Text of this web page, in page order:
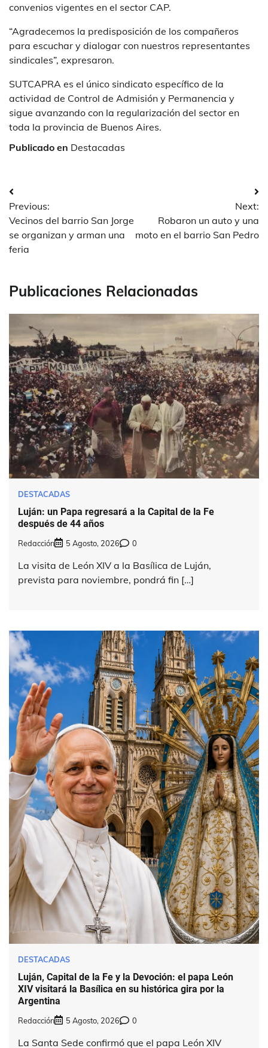
convenios vigentes en el sector CAP.
“Agradecemos la predisposición de los compañeros
para escuchar y dialogar con nuestros representantes
sindicales”, expresaron.
SUTCAPRA es el único sindicato específico de la
actividad de Control de Admisión y Permanencia y
sigue avanzando con la regularización del sector en
toda la provincia de Buenos Aires.
Publicado en Destacadas
Navegación
de
entradas
Previous:
Vecinos del barrio San Jorge
se organizan y arman una
feria
Next:
Robaron un auto y una
moto en el barrio San Pedro
Publicaciones Relacionadas
DESTACADAS
Luján: un Papa regresará a la Capital de la Fe
después de 44 años
Redacción 5 Agosto, 2026 0
La visita de León XIV a la Basílica de Luján,
prevista para noviembre, pondrá fin […]
DESTACADAS
Luján, Capital de la Fe y la Devoción: el papa León
XIV visitará la Basílica en su histórica gira por la
Argentina
Redacción 5 Agosto, 2026 0
La Santa Sede confirmó que el papa León XIV